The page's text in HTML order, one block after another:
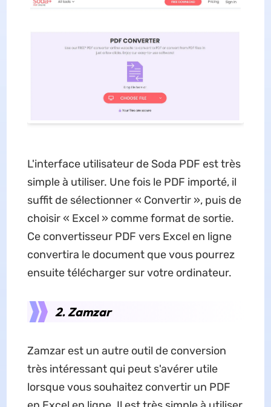
L'interface utilisateur de Soda PDF est très
simple à utiliser. Une fois le PDF importé, il
suffit de sélectionner « Convertir », puis de
choisir « Excel » comme format de sortie.
Ce convertisseur PDF vers Excel en ligne
convertira le document que vous pourrez
ensuite télécharger sur votre ordinateur.
2. Zamzar
Zamzar est un autre outil de conversion
très intéressant qui peut s'avérer utile
lorsque vous souhaitez convertir un PDF